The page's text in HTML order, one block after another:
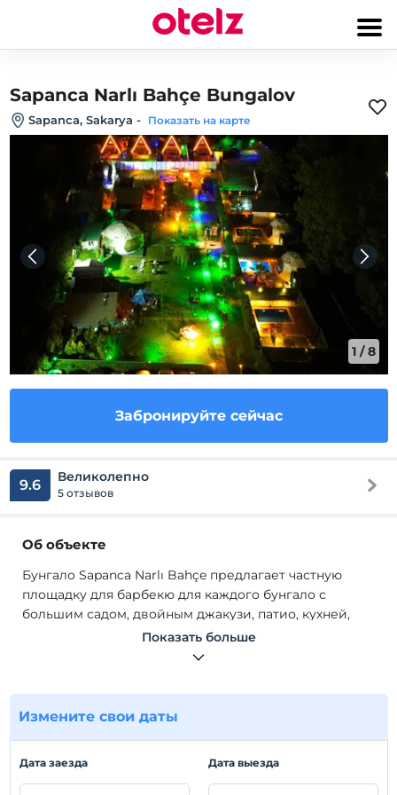
Sapanca Narlı Bahçe Bungalov
Sapanca, Sakarya - Показать на карте
1 /8
Забронируйте сейчас
9.6 Великолепно
5 отзывов
Об объекте
Бунгало Sapanca Narlı Bahçe предлагает частную
площадку для барбекю для каждого бунгало с
большим садом, двойным джакузи, патио, кухней,
телевизором, чугунной печью, бесплатной
парковкой, круглосуточной службой безопасности и
материалы, такие как стаканы, тарелки, столовые
приборы доступны, а также есть чайник, кофеварка,
холодильник. Доступны основные продукты, такие
как чай, сахар, соль, кофе по-турецки, а в саду
Показать больше
Измените свои даты
Дата заезда Дата выезда